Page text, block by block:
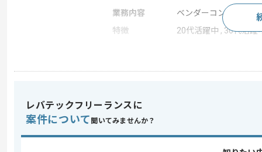
業務内容
ベンダーコントロール
特徴
20代活躍中 , 30代活躍
・顧客ニーズや市場動向リサーチ経験
・プロダクトロードマップ策定経験
・短期や中長期プロダクト計画立案経験
・RICEやMoSCoWのフレームワークを
レバテックフリーランスに
案件について 聞いてみませんか？